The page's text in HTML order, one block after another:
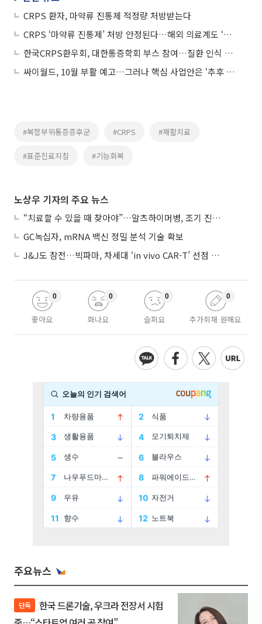
CRPS 환자, 마약류 진통제 적정량 처방받는다
CRPS ‘마약류 진통제’ 처방 안정된다…해외 의료계도 ‘주목’
한국CRPS환우회, 대한통증학회 부스 참여…질환 인식 개선 노력
싸이월드, 10월 부활 예고…그러나 핵심 사업안은 ‘추후 공개’
#복합부위통증증후군 #CRPS #재활치료
#표준진료지침 #기능회복
노상우 기자의 주요 뉴스
“치료할 수 있을 때 찾아야”…알츠하이머병, 조기 진단 중요성 커진다
GC녹십자, mRNA 백신 정밀 분석 기술 확보
J&J도 참전…빅파마, 차세대 ‘in vivo CAR-T’ 선점 경쟁 본격화
좋아요
0
화나요
0
슬퍼요
0
추가취재 원해요
0
주요뉴스
단독